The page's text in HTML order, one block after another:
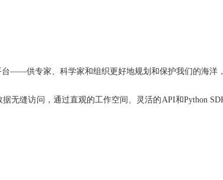
——供专家、科学家和组织更好地规划和保护我们的海洋
无缝访问，通过直观的工作空间、灵活的API和Python